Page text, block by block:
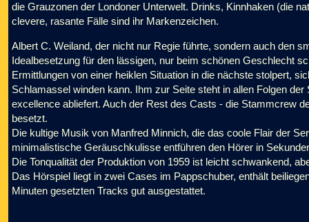
die Grauzonen der Londoner Unterwelt. Drinks, Kinnhaken (die
clevere, rasante Fälle sind ihr Markenzeichen.
Albert C. Weiland, der nicht nur Regie führte, sondern auch den
Idealbesetzung für den lässigen, nur beim schönen Geschlecht
Ermittlungen von einer heiklen Situation in die nächste stolpert,
Schlamassel winden kann. Ihm zur Seite steht in allen Folgen
excellence abliefert. Auch der Rest des Casts - die Stammcrew
besetzt.
Die kultige Musik von Manfred Minnich, die das coole Flair der
minimalistische Geräuschkulisse entführen den Hörer in
Die Tonqualität der Produktion von 1959 ist leicht schwankend,
Das Hörspiel liegt in zwei Cases im Pappschuber, enthält
Minuten gesetzten Tracks gut ausgestattet.